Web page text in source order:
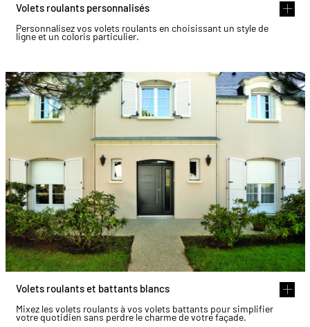
Volets roulants personnalisés
Personnalisez vos volets roulants en choisissant un style de
ligne et un coloris particulier.
Volets roulants et battants blancs
Mixez les volets roulants à vos volets battants pour simplifier
votre quotidien sans perdre le charme de votre façade.